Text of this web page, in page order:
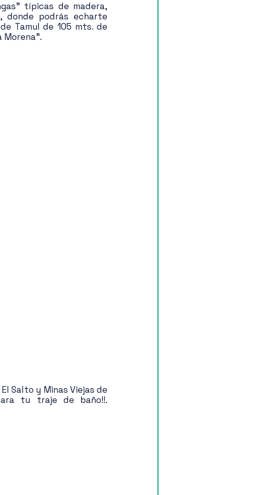
típicas de madera,
donde podrás echarte
Tamul de 105 mts. de
Salto y Minas Viejas de
tu traje de baño!!.